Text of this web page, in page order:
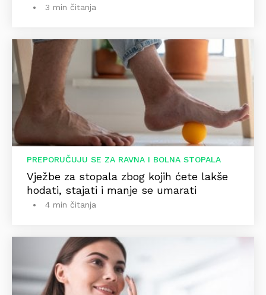
3 min čitanja
PREPORUČUJU SE ZA RAVNA I BOLNA STOPALA
Vježbe za stopala zbog kojih ćete lakše
hodati, stajati i manje se umarati
4 min čitanja